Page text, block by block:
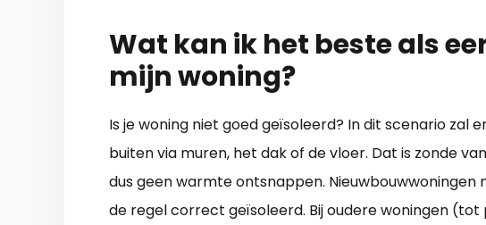
Wat kan ik het beste als
mijn woning?
Is je woning niet goed geïsoleerd? In dit scenario zal
buiten via muren, het dak of de vloer. Dat is zonde
dus geen warmte ontsnappen. Nieuwbouwwoningen
de regel correct geïsoleerd. Bij oudere woningen (tot